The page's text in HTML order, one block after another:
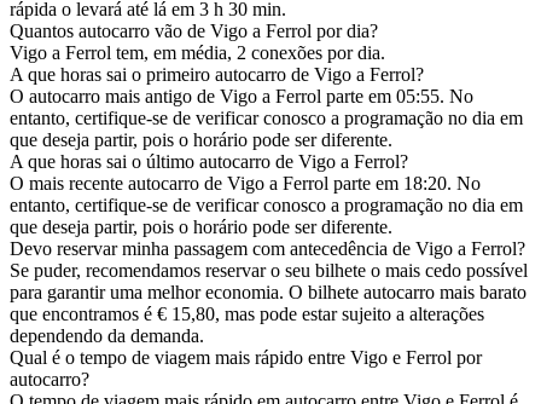
rápida o levará até lá em 3 h 30 min.
Quantos autocarro vão de Vigo a Ferrol por dia?
Vigo a Ferrol tem, em média, 2 conexões por dia.
A que horas sai o primeiro autocarro de Vigo a Ferrol?
O autocarro mais antigo de Vigo a Ferrol parte em 05:55. No
entanto, certifique-se de verificar conosco a programação no dia em
que deseja partir, pois o horário pode ser diferente.
A que horas sai o último autocarro de Vigo a Ferrol?
O mais recente autocarro de Vigo a Ferrol parte em 18:20. No
entanto, certifique-se de verificar conosco a programação no dia em
que deseja partir, pois o horário pode ser diferente.
Devo reservar minha passagem com antecedência de Vigo a Ferrol?
Se puder, recomendamos reservar o seu bilhete o mais cedo possível
para garantir uma melhor economia. O bilhete autocarro mais barato
que encontramos é € 15,80, mas pode estar sujeito a alterações
dependendo da demanda.
Qual é o tempo de viagem mais rápido entre Vigo e Ferrol por
autocarro?